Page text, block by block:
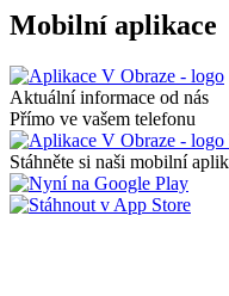
Mobilní aplikace
Aktuální informace od nás
Přímo ve vašem telefonu
Stáhněte si naši mobilní